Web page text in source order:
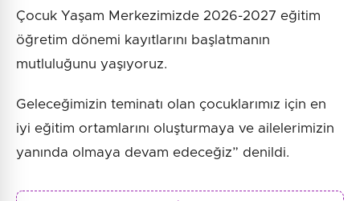
Çocuk Yaşam Merkezimizde 2026-2027 eğitim
öğretim dönemi kayıtlarını başlatmanın
mutluluğunu yaşıyoruz.
Geleceğimizin teminatı olan çocuklarımız için en
iyi eğitim ortamlarını oluşturmaya ve ailelerimizin
yanında olmaya devam edeceğiz” denildi.